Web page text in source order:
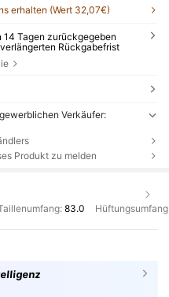
erhalten (Wert 32,07€)
Tagen zurückgegeben
Rückgabefrist
Verkäufer:
Produkt zu melden
83.0